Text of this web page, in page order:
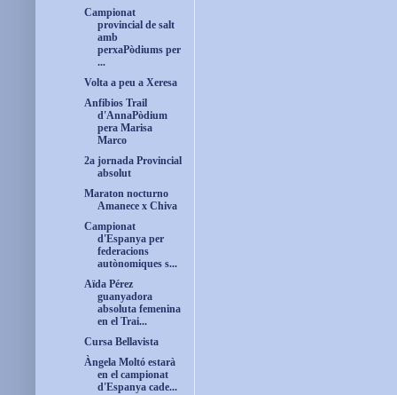
Campionat
provincial de salt
amb
perxaPòdiums per
...
Volta a peu a Xeresa
Anfibios Trail
d'AnnaPòdium
pera Marisa
Marco
2a jornada Provincial
absolut
Maraton nocturno
Amanece x Chiva
Campionat
d'Espanya per
federacions
autònomiques s...
Aïda Pérez
guanyadora
absoluta femenina
en el Trai...
Cursa Bellavista
Àngela Moltó estarà
en el campionat
d'Espanya cade...